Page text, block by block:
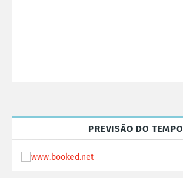
PREVISÃO DO TEMPO